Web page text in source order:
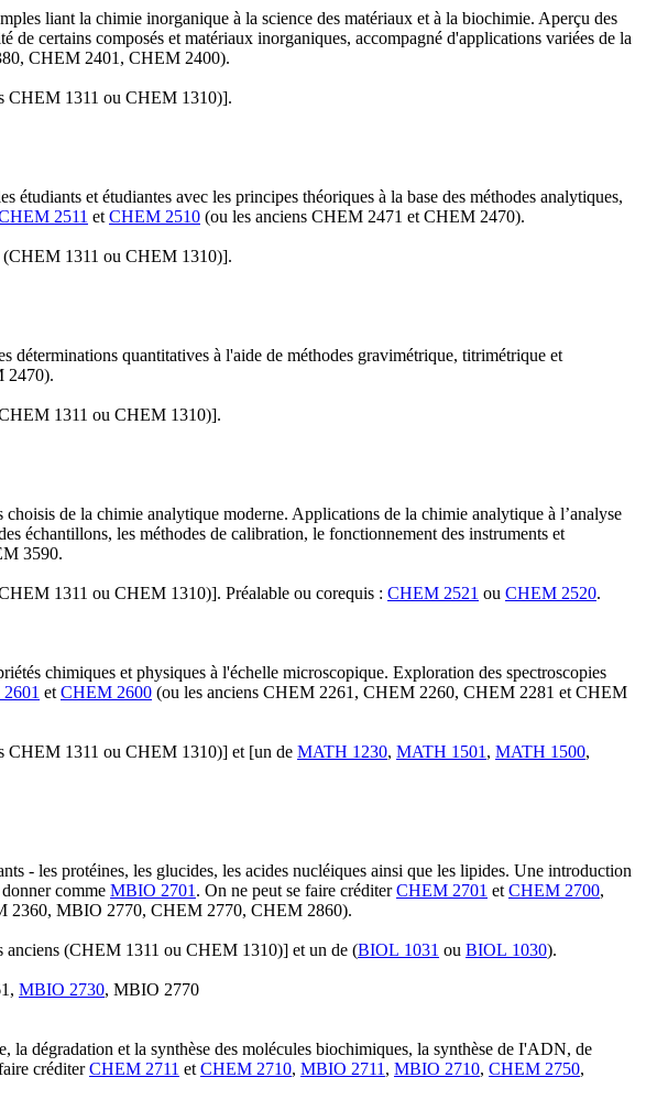
liant la chimie inorganique à la science des matériaux et à la biochimie. Aperçu des
de certains composés et matériaux inorganiques, accompagné d'applications variées de la
CHEM 2401, CHEM 2400).
CHEM 1311 ou CHEM 1310)].
et étudiantes avec les principes théoriques à la base des méthodes analytiques,
2511 etCHEM 2510 (ou les anciens CHEM 2471 et CHEM 2470).
(CHEM 1311 ou CHEM 1310)].
déterminations quantitatives à l'aide de méthodes gravimétrique, titrimétrique et
2470).
1311 ou CHEM 1310)].
de la chimie analytique moderne. Applications de la chimie analytique à l’analyse
échantillons, les méthodes de calibration, le fonctionnement des instruments et
3590.
1311 ou CHEM 1310)]. Préalable ou corequis : CHEM 2521 ou CHEM 2520.
chimiques et physiques à l'échelle microscopique. Exploration des spectroscopies
etCHEM 2600 (ou les anciens CHEM 2261, CHEM 2260, CHEM 2281 et CHEM
CHEM 1311 ou CHEM 1310)] et [un de MATH 1230, MATH 1501, MATH 1500,
- les protéines, les glucides, les acides nucléiques ainsi que les lipides. Une introduction
comme MBIO 2701. On ne peut se faire créditerCHEM 2701 etCHEM 2700,
2360, MBIO 2770, CHEM 2770, CHEM 2860).
anciens (CHEM 1311 ou CHEM 1310)] et un de (BIOL 1031 ou BIOL 1030).
MBIO 2730, MBIO 2770
dégradation et la synthèse des molécules biochimiques, la synthèse de I'ADN, de
créditerCHEM 2711 etCHEM 2710, MBIO 2711, MBIO 2710, CHEM 2750,